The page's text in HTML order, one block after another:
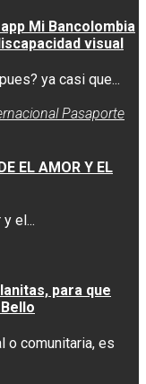
Mi Bancolombia
visual
ya casi que...
Pasaporte
EL AMOR Y EL
el...
para que
o comunitaria, es